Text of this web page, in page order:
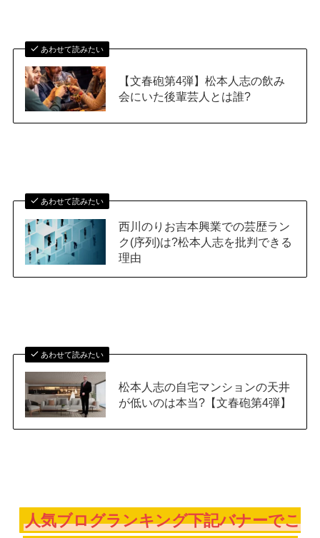
あわせて読みたい
【文春砲第4弾】松本人志の飲み
会にいた後輩芸人とは誰?
あわせて読みたい
西川のりお吉本興業での芸歴ラン
ク(序列)は?松本人志を批判できる
理由
あわせて読みたい
松本人志の自宅マンションの天井
が低いのは本当?【文春砲第4弾】
人気ブログランキング下記バナーでこ